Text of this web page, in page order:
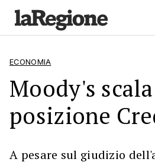
ECONOMIA
Moody's
posizione
A pesare sul giudizio